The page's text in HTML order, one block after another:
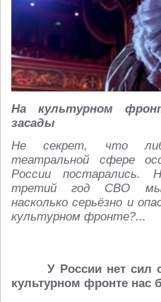
На культурном
засады
Не секрет, что
театральной сфере
России постарались.
третий год СВО мы
насколько серьёзно и
культурном фронте?...
У России нет сил
культурном фронте нас